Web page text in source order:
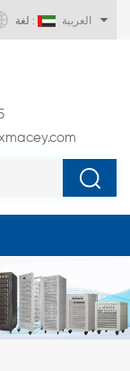
لغة : العربية